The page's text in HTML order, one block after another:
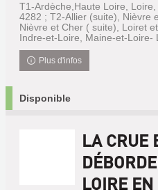
T1-Ardèche,Haute Loire,
4282 ; T2-Allier (suite), Nièvre
Nièvre et Cher ( suite), Loiret
Indre-et-Loire, Maine-et-Loire-
Plus d'infos
Disponible
LA CRUE
LOIRE